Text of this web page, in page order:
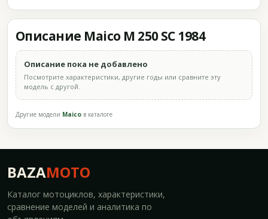
Описание Maico M 250 SC 1984
Описание пока не добавлено
Посмотрите характеристики, другие годы или сравните эту
модель с другой.
Другие модели Maico в каталоге
BAZAMOTO
Каталог мотоциклов, характеристики,
сравнение моделей и аналитика по